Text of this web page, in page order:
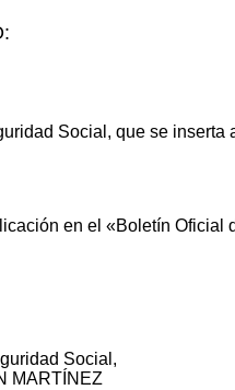
Social, que se inserta
en el «Boletín Oficial
Social,
MARTÍNEZ